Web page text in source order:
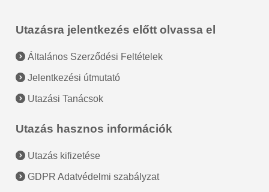
Utazásra jelentkezés előtt olvassa el
Általános Szerződési Feltételek
Jelentkezési útmutató
Utazási Tanácsok
Utazás hasznos információk
Utazás kifizetése
GDPR Adatvédelmi szabályzat